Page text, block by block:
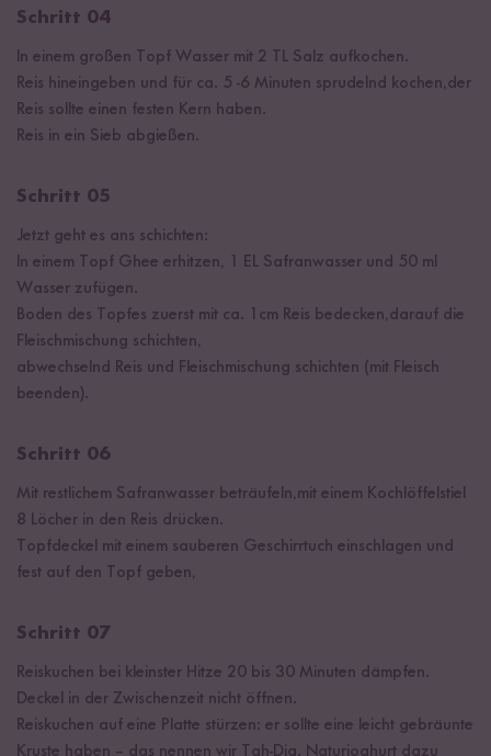
Schritt 04
In einem großen Topf Wasser mit 2 TL Salz aufkochen.
Reis hineingeben und für ca. 5 -6 Minuten sprudelnd kochen,der
Reis sollte einen festen Kern haben.
Reis in ein Sieb abgießen.
Schritt 05
Jetzt geht es ans schichten:
In einem Topf Ghee erhitzen, 1 EL Safranwasser und 50 ml
Wasser zufügen.
Boden des Topfes zuerst mit ca. 1cm Reis bedecken,darauf die
Fleischmischung schichten,
abwechselnd Reis und Fleischmischung schichten (mit Fleisch
beenden).
Schritt 06
Mit restlichem Safranwasser beträufeln,mit einem Kochlöffelstiel
8 Löcher in den Reis drücken.
Topfdeckel mit einem sauberen Geschirrtuch einschlagen und
fest auf den Topf geben,
Schritt 07
Reiskuchen bei kleinster Hitze 20 bis 30 Minuten dämpfen.
Deckel in der Zwischenzeit nicht öffnen.
Reiskuchen auf eine Platte stürzen: er sollte eine leicht gebräunte
Kruste haben – das nennen wir Tah-Dig. Naturjoghurt dazu